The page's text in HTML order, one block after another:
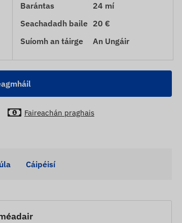
Barántas
24 mí
Seachadadh baile 20 €
Suíomh an táirge
An Ungáir
Faireachán praghais
Cáipéisí